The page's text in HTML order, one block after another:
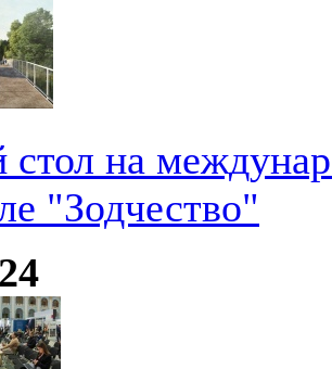
стол на
"Зодчество"